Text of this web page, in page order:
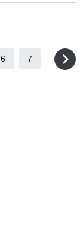
6 7